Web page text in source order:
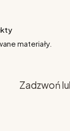
materiały.
Zadzwoń